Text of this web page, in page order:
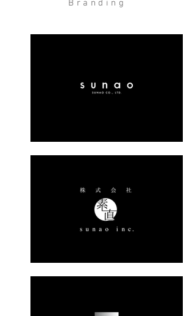
Branding